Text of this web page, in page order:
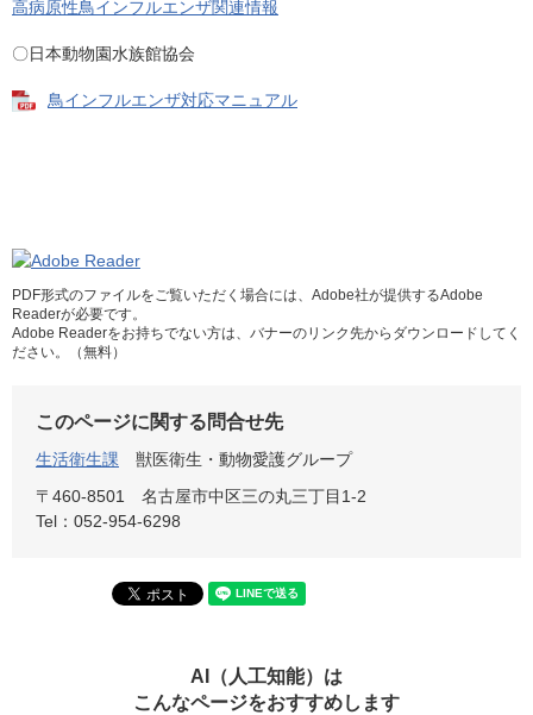
高病原性鳥インフルエンザ関連情報
〇日本動物園水族館協会
鳥インフルエンザ対応マニュアル
PDF形式のファイルをご覧いただく場合には、Adobe社が提供するAdobe
Readerが必要です。
Adobe Readerをお持ちでない方は、バナーのリンク先からダウンロードしてく
ださい。（無料）
このページに関する問合せ先
生活衛生課
獣医衛生・動物愛護グループ
〒460-8501
名古屋市中区三の丸三丁目1-2
Tel：052-954-6298
AI（人工知能）は
こんなページをおすすめします